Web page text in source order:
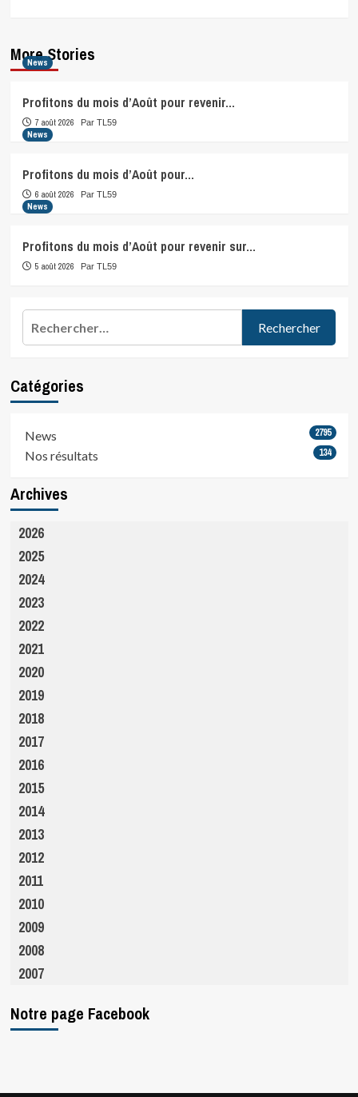
More Stories
News
Profitons du mois d’Août pour revenir…
7 août 2026 Par TL59
News
Profitons du mois d’Août pour…
6 août 2026 Par TL59
News
Profitons du mois d’Août pour revenir sur…
5 août 2026 Par TL59
Catégories
News 2795
Nos résultats 134
Archives
2026
2025
2024
2023
2022
2021
2020
2019
2018
2017
2016
2015
2014
2013
2012
2011
2010
2009
2008
2007
Notre page Facebook